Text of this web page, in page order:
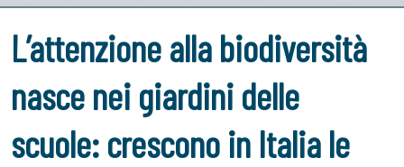
L’attenzione alla biodiversità
nasce nei giardini delle
scuole: crescono in Italia le